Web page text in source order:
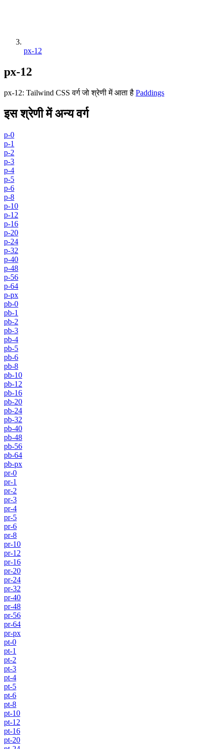
px-12
px-12
px-12: Tailwind CSS वर्ग जो श्रेणी में आता है Paddings
इस श्रेणी में अन्य वर्ग
p-0
p-1
p-2
p-3
p-4
p-5
p-6
p-8
p-10
p-12
p-16
p-20
p-24
p-32
p-40
p-48
p-56
p-64
p-px
pb-0
pb-1
pb-2
pb-3
pb-4
pb-5
pb-6
pb-8
pb-10
pb-12
pb-16
pb-20
pb-24
pb-32
pb-40
pb-48
pb-56
pb-64
pb-px
pr-0
pr-1
pr-2
pr-3
pr-4
pr-5
pr-6
pr-8
pr-10
pr-12
pr-16
pr-20
pr-24
pr-32
pr-40
pr-48
pr-56
pr-64
pr-px
pt-0
pt-1
pt-2
pt-3
pt-4
pt-5
pt-6
pt-8
pt-10
pt-12
pt-16
pt-20